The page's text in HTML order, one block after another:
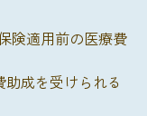
険適用前の医療費
成を受けられる